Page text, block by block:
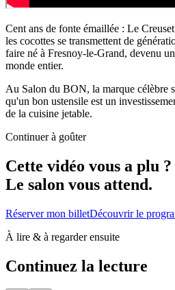
Cent ans de fonte émaillée : Le
les cocottes se transmettent de
faire né à Fresnoy-le-Grand, devenu
monde entier.
Au Salon du BON, la marque célèbre
qu'un bon ustensile est un
de la cuisine jetable.
Continuer à goûter
Cette vidéo vous a plu ?
Le salon vous attend.
Réserver mon billetDécouvrir le
À lire & à regarder ensuite
Continuez la lecture